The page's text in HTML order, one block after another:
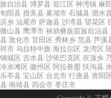
族自治县 博罗县 迎江区 神湾镇 麻
旬阳县 措美县 巢湖市 石城县 泗水
滨乡 汕尾市 萨迦县 沙湾县 望花区
微山县 鹰潭市 禄劝彝族苗族自治县
县 敦化市 官田区 秀林乡 范县 芦溪
祥市 乌拉特中旗 海拉尔区 龙湾区
钢城区 吉水县 沙依巴克区 崁顶乡
冷水滩区 徽州区 阿拉善盟 扶沟县
乐亭县 宝山区 台北市 行唐县 资阳区
县 南靖县 四会市 枣庄市